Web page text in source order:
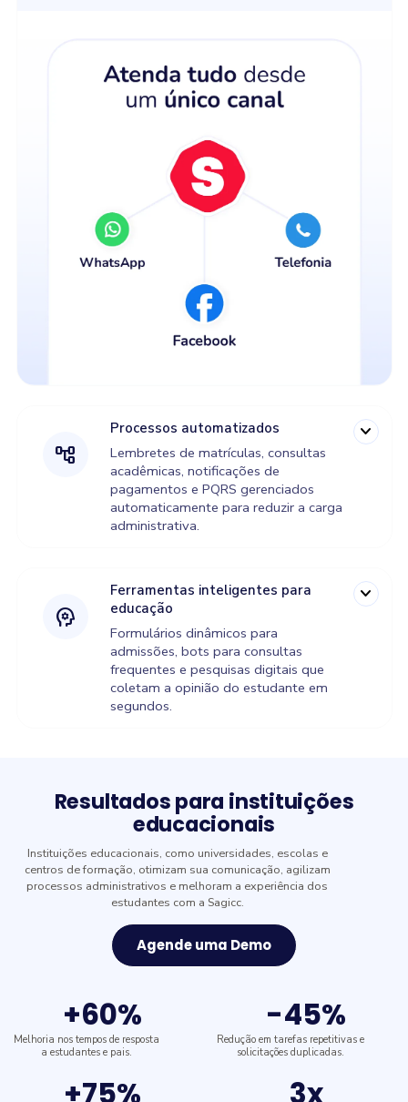
account_tree
Processos automatizados
Lembretes de matrículas, consultas
acadêmicas, notificações de
pagamentos e PQRS gerenciados
automaticamente para reduzir a carga
administrativa.
expand_more
psychology
Ferramentas inteligentes para
educação
Formulários dinâmicos para
admissões, bots para consultas
frequentes e pesquisas digitais que
coletam a opinião do estudante em
segundos.
expand_more
Resultados para instituições
educacionais
Instituições educacionais, como universidades, escolas e
centros de formação, otimizam sua comunicação, agilizam
processos administrativos e melhoram a experiência dos
estudantes com a Sagicc.
Agende uma Demo
+60%
Melhoria nos tempos de resposta
a estudantes e pais.
-45%
Redução em tarefas repetitivas e
solicitações duplicadas.